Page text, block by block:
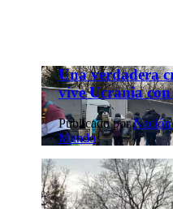
Una verdadera
vive Ucrania con
Publicado porNación
Mundo